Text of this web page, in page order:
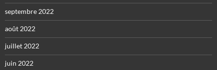
septembre 2022
août 2022
juillet 2022
juin 2022